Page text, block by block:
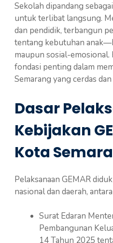
Sekolah dipandang
untuk terlibat langsung.
dan pendidik, terbangun
tentang kebutuhan
maupun sosial-emosional.
fondasi penting dalam
Semarang yang cerdas
Dasar
Kebijakan
Kota
Pelaksanaan GEMAR
nasional dan daerah,
Surat Edaran
Pembangunan
14 Tahun 2025